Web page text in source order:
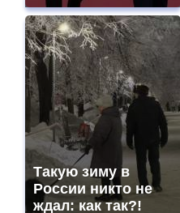
Такую зиму в
России никто не
ждал: как так?!